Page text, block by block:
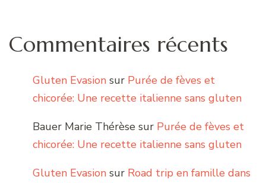
Commentaires récents
Gluten Evasion sur Purée de fèves et
chicorée: Une recette italienne sans gluten
Bauer Marie Thérèse sur Purée de fèves et
chicorée: Une recette italienne sans gluten
Gluten Evasion sur Road trip en famille dans